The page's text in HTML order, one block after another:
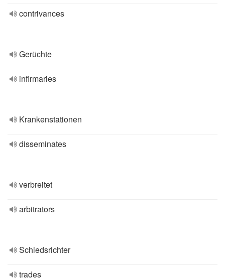
contrivances
Gerüchte
infirmaries
Krankenstationen
disseminates
verbreitet
arbitrators
Schiedsrichter
trades